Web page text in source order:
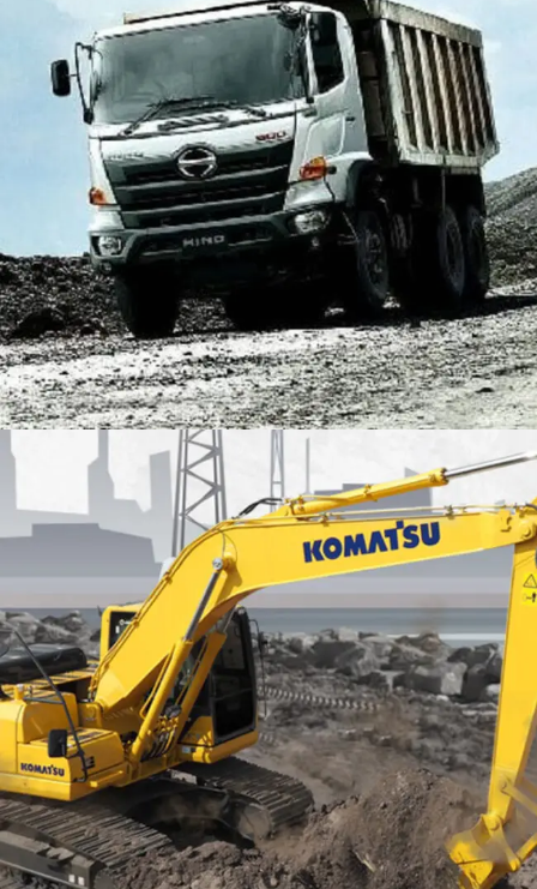
DUMP TRUCK TOOLS
HINO FM 350 PL (Mining)
Find Out More
EXCAVATOR TOOLS
KOMATSU PC200-10M0 CE
Find Out More